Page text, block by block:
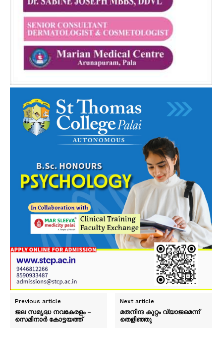
Previous article
ജല സമൃദ്ധ നവകേരളം –
സെമിനാർ കോട്ടയത്ത്
Next article
മതനിന്ദ കുറ്റം വ്യാജമെന്ന്
തെളിഞ്ഞു